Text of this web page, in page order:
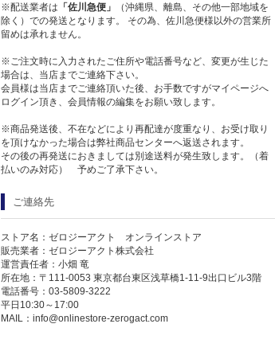
※配送業者は 「佐川急便」
（沖縄県、離島、その他一部地域を
除く）での発送となります。 その為、佐川急便様以外の営業所
留めは承れません。
※ご注文時に入力されたご住所や電話番号など、変更が生じた
場合は、当店までご連絡下さい。
会員様は当店までご連絡頂いた後、お手数ですがマイページへ
ログイン頂き、会員情報の編集をお願い致します。
※商品発送後、不在などにより再配達が度重なり、お受け取り
を頂けなかった場合は弊社商品センターへ返送されます。
その後の再発送におきましては別途送料が発生致します。（着
払いのみ対応） 予めご了承下さい。
ご連絡先
ストア名：ゼロジーアクト オンラインストア
販売業者：ゼロジーアクト株式会社
運営責任者：小畑 竜
所在地：〒111-0053 東京都台東区浅草橋1-11-9出口ビル3階
電話番号：03-5809-3222
平日10:30～17:00
MAIL： info@onlinestore-zerogact.com